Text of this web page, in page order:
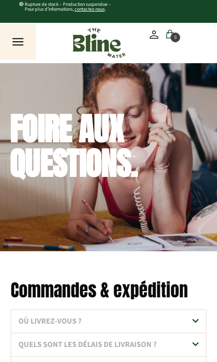
🔴 Rupture de stock – Production suspendue –
Pour plus d’informations,contactez-nous.
0
FOIRE AUX
QUESTIONS.
Commandes & expédition
OÙ LIVREZ-VOUS ?
QUELS SONT LES DÉLAIS DE LIVRAISON ?